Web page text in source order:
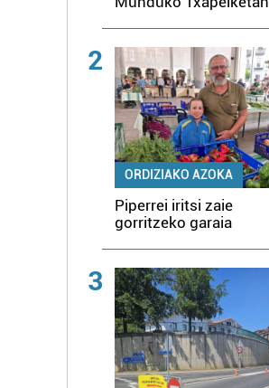
2
ORDIZIAKO AZOKA
Piperrei iritsi zaie
gorritzeko garaia
3